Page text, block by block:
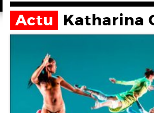
Actu Katharina